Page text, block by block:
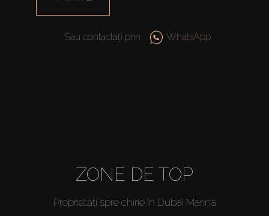
Sau contactați prin WhatsApp
ZONE DE TOP
Proprietăți spre chirie în Dubai Marina